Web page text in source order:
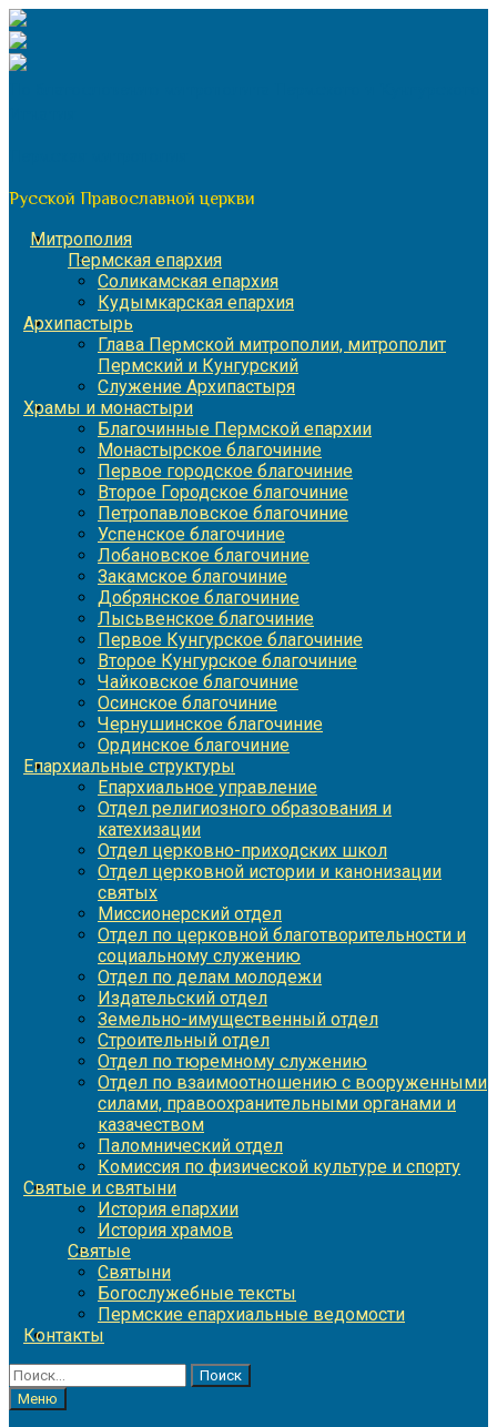
Перейти
к
содержимому
Русской Православной церкви
Митрополия
Пермская епархия
Соликамская епархия
Кудымкарская епархия
Архипастырь
Глава Пермской митрополии, митрополит
Пермский и Кунгурский
Служение Архипастыря
Храмы и монастыри
Благочинные Пермской епархии
Монастырское благочиние
Первое городское благочиние
Второе Городское благочиние
Петропавловское благочиние
Успенское благочиние
Лобановское благочиние
Закамское благочиние
Добрянское благочиние
Лысьвенское благочиние
Первое Кунгурское благочиние
Второе Кунгурское благочиние
Чайковское благочиние
Осинское благочиние
Чернушинское благочиние
Ординское благочиние
Епархиальные структуры
Епархиальное управление
Отдел религиозного образования и
катехизации
Отдел церковно-приходских школ
Отдел церковной истории и канонизации
святых
Миссионерский отдел
Отдел по церковной благотворительности и
социальному служению
Отдел по делам молодежи
Издательский отдел
Земельно-имущественный отдел
Строительный отдел
Отдел по тюремному служению
Отдел по взаимоотношению с вооруженными
силами, правоохранительными органами и
казачеством
Паломнический отдел
Комиссия по физической культуре и спорту
Святые и святыни
История епархии
История храмов
Святые
Святыни
Богослужебные тексты
Пермские епархиальные ведомости
Контакты
Найти:
Меню